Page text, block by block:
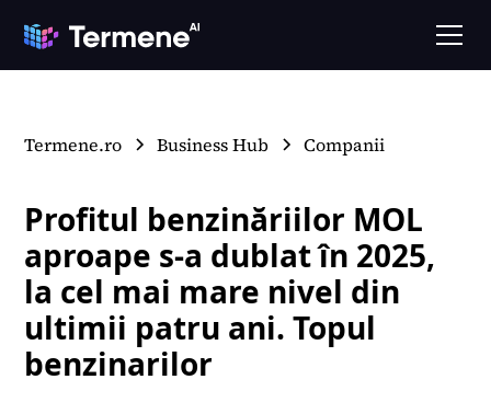
Termene.ro Business Hub Companii
Profitul benzinăriilor MOL
aproape s-a dublat în 2025,
la cel mai mare nivel din
ultimii patru ani. Topul
benzinarilor